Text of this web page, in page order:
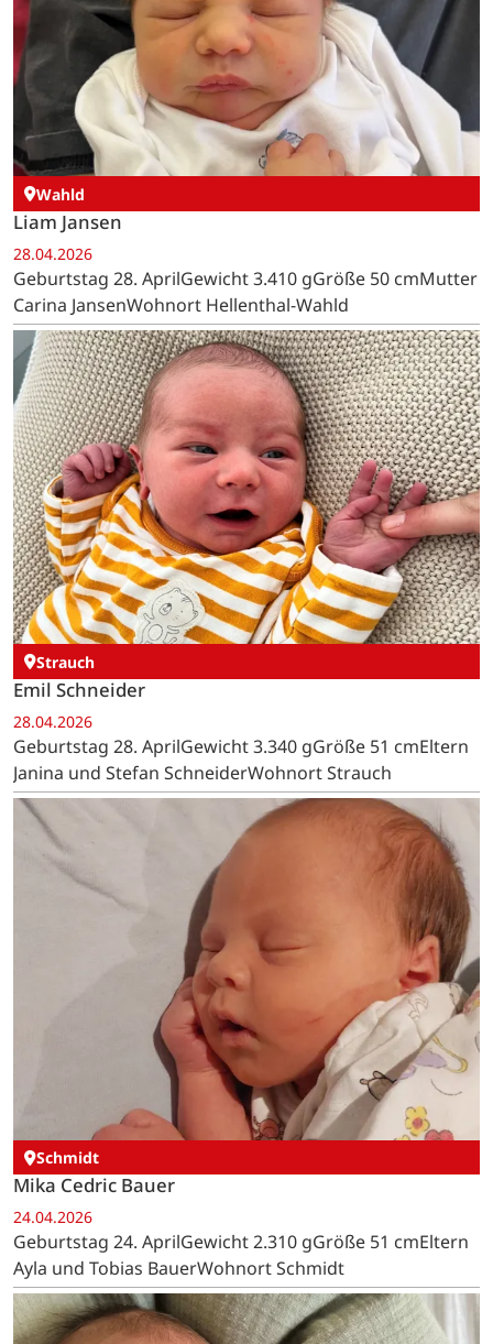
Wahld
Liam Jansen
28.04.2026
Geburtstag 28. AprilGewicht 3.410 gGröße 50 cmMutter
Carina JansenWohnort Hellenthal-Wahld
Strauch
Emil Schneider
28.04.2026
Geburtstag 28. AprilGewicht 3.340 gGröße 51 cmEltern
Janina und Stefan SchneiderWohnort Strauch
Schmidt
Mika Cedric Bauer
24.04.2026
Geburtstag 24. AprilGewicht 2.310 gGröße 51 cmEltern
Ayla und Tobias BauerWohnort Schmidt